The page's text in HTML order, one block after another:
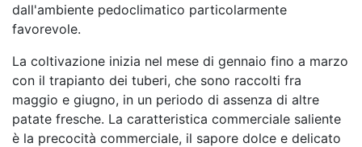
dall'ambiente pedoclimatico particolarmente
favorevole.
La coltivazione inizia nel mese di gennaio fino a marzo
con il trapianto dei tuberi, che sono raccolti fra
maggio e giugno, in un periodo di assenza di altre
patate fresche. La caratteristica commerciale saliente
è la precocità commerciale, il sapore dolce e delicato